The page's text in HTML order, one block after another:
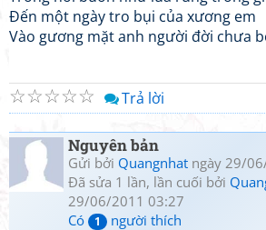
Đến một ngày tro bụi của xương em
Vào gương mặt anh người đời chưa
☆
☆
☆
☆
☆ Trả lời
Nguyên bản
Gửi bởi Quangnhat ngày 29/
Đã sửa 1 lần, lần cuối bởi
29/06/2011 03:27
Có
1 người thích